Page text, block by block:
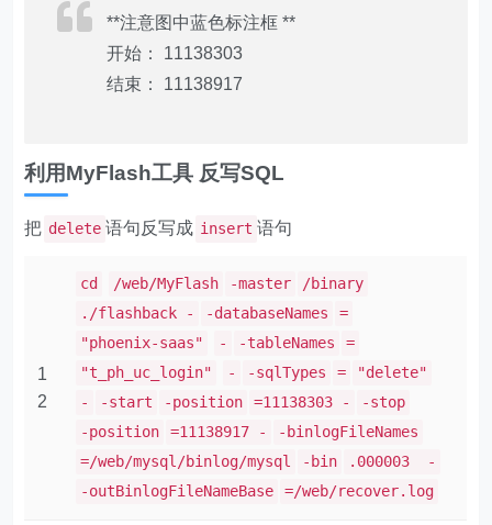
**注意图中蓝色标注框 **
开始： 11138303
结束： 11138917
利用MyFlash工具 反写SQL
把 delete 语句反写成 insert 语句
1
2
cd /web/MyFlash -master
/binary
./flashback -
-databaseNames
=
"phoenix-saas"
- -tableNames
=
"t_ph_uc_login"
- -sqlTypes =
"delete"
-
-start -position =11138303 -
-stop
-position
=11138917 -
-binlogFileNames
=/web/mysql/binlog/mysql
-bin
.000003 -
-outBinlogFileNameBase
=/web/recover.log